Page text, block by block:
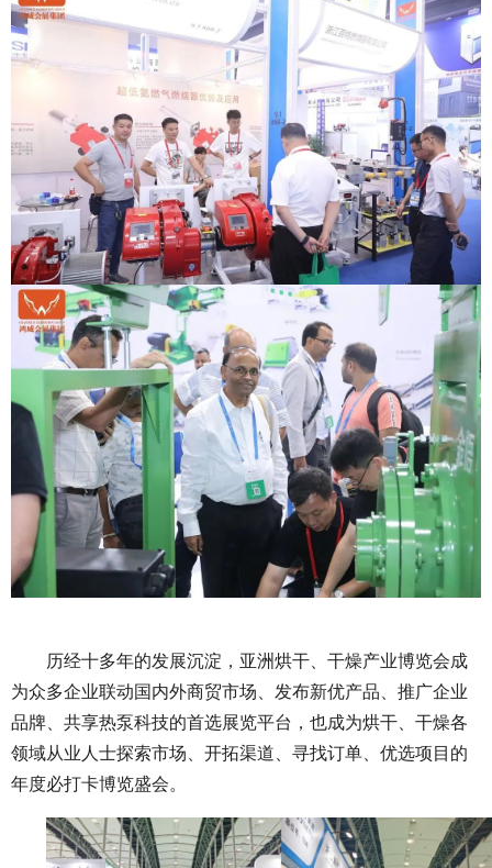
历经十多年的发展沉淀，亚洲烘干、干燥产业博览会成
为众多企业联动国内外商贸市场、发布新优产品、推广企业
品牌、共享热泵科技的首选展览平台，也成为烘干、干燥各
领域从业人士探索市场、开拓渠道、寻找订单、优选项目的
年度必打卡博览盛会。